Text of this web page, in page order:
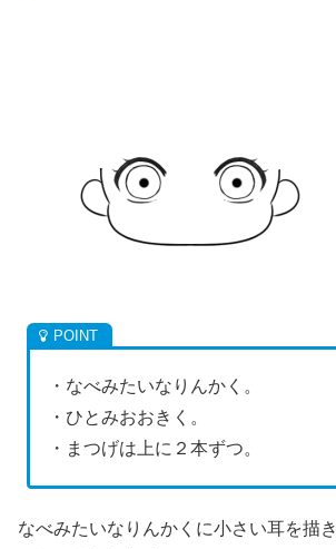
・なべみたいなりんかく。
・ひとみおおきく。
・まつげは上に２本ずつ。
なべみたいなりんかくに小さい耳を描き